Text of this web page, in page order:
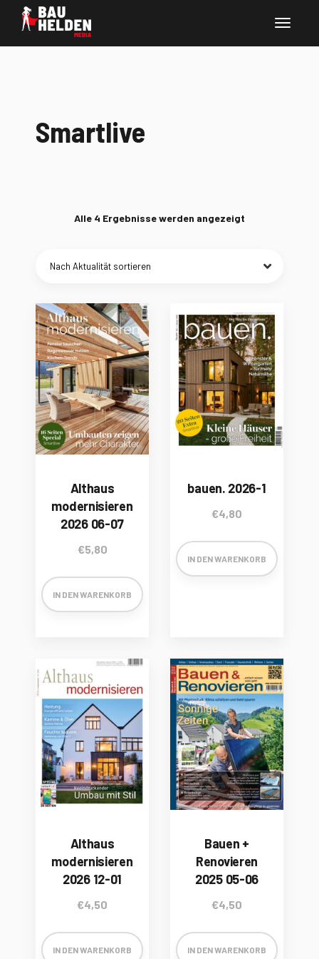
Smartlive
Alle 4 Ergebnisse werden angezeigt
Althaus
modernisieren
2026 06-07
€5,80
IN DEN WARENKORB
bauen. 2026-1
€4,80
IN DEN WARENKORB
Althaus
modernisieren
2026 12-01
€4,50
IN DEN WARENKORB
Bauen +
Renovieren
2025 05-06
€4,50
IN DEN WARENKORB